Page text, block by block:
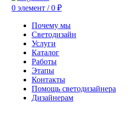
0 элемент / 0 ₽
Почему мы
Светодизайн
Услуги
Каталог
Работы
Этапы
Контакты
Помощь светодизайнера
Дизайнерам